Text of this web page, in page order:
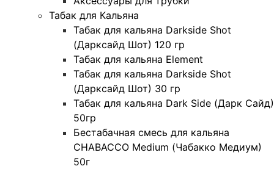
Табак для Кальяна
Табак для кальяна Darkside Shot
(Дарксайд Шот) 120 гр
Табак для кальяна Element
Табак для кальяна Darkside Shot
(Дарксайд Шот) 30 гр
Табак для кальяна Dark Side (Дарк Сайд)
50гр
Бестабачная смесь для кальяна
CHABACCO Medium (Чабакко Медиум)
50г